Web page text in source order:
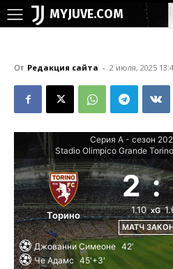
MYJUVE.COM
От Редакция сайта - 2 июля, 2025
Серия А - сезон
Stadio Olimpico Grande Torino
Торино
2 :
1.10 xG
МАТЧ
Джованни Симеоне 42'
Че Адамс 45'+3'